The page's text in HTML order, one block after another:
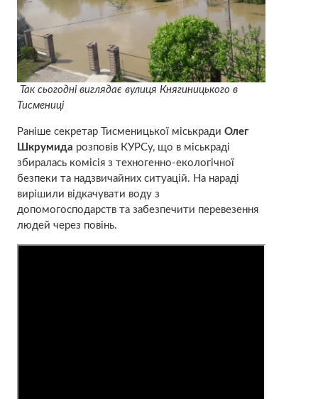
Так сьогодні виглядає вулиця Княгиницького в
Тисмениці
Раніше секретар Тисменицької міськради Олег
Шкрумида розповів КУРСу, що в міськраді
збиралась комісія з техногенно-екологічної
безпеки та надзвичайних ситуацій. На нараді
вирішили відкачувати воду з
допомогосподарств та забезпечити перевезення
людей через повінь.